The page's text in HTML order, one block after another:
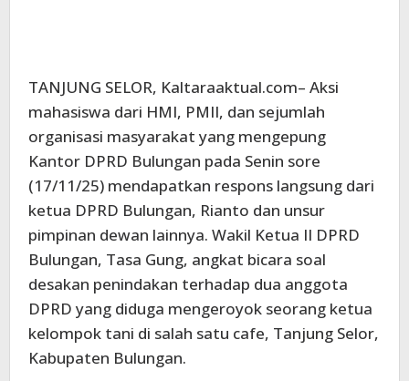
TANJUNG SELOR, Kaltaraaktual.com– Aksi
mahasiswa dari HMI, PMII, dan sejumlah
organisasi masyarakat yang mengepung
Kantor DPRD Bulungan pada Senin sore
(17/11/25) mendapatkan respons langsung dari
ketua DPRD Bulungan, Rianto dan unsur
pimpinan dewan lainnya. Wakil Ketua II DPRD
Bulungan, Tasa Gung, angkat bicara soal
desakan penindakan terhadap dua anggota
DPRD yang diduga mengeroyok seorang ketua
kelompok tani di salah satu cafe, Tanjung Selor,
Kabupaten Bulungan.